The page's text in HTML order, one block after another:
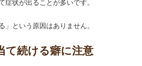
症状が出ることが多いです。
」という原因はありません。
て続ける癖に注意